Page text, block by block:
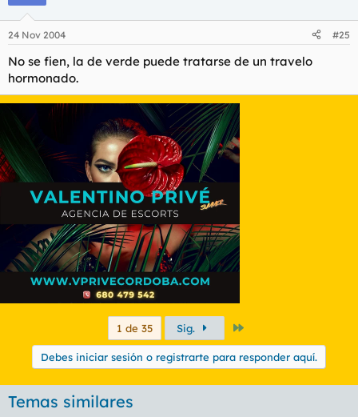
24 Nov 2004 #25
No se fien, la de verde puede tratarse de un travelo
hormonado.
1 de 35 Sig.
Debes iniciar sesión o registrarte para responder aquí.
Temas similares